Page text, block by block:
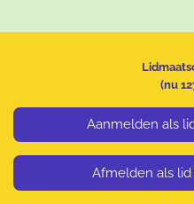
(nu
Aanmelden als
Afmelden als